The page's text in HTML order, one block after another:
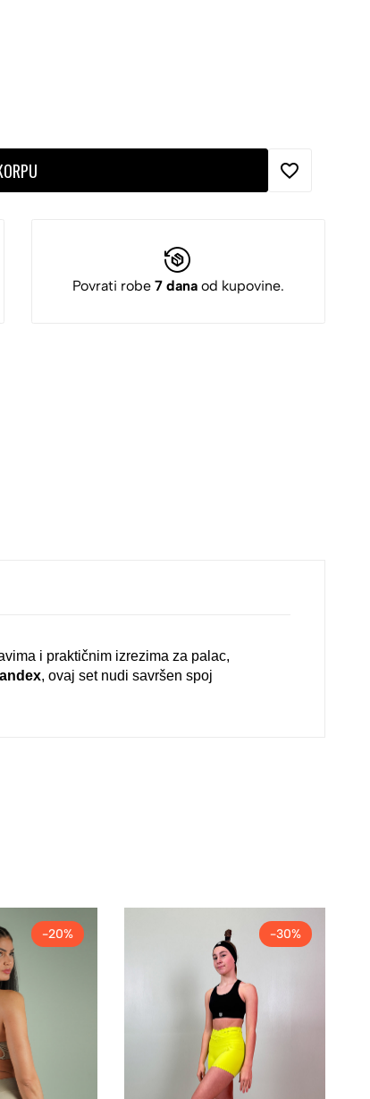
Povrati robe 7 danaod kupovine.
i praktičnim izrezima za palac,
, ovaj set nudi savršen spoj
-20% -30%